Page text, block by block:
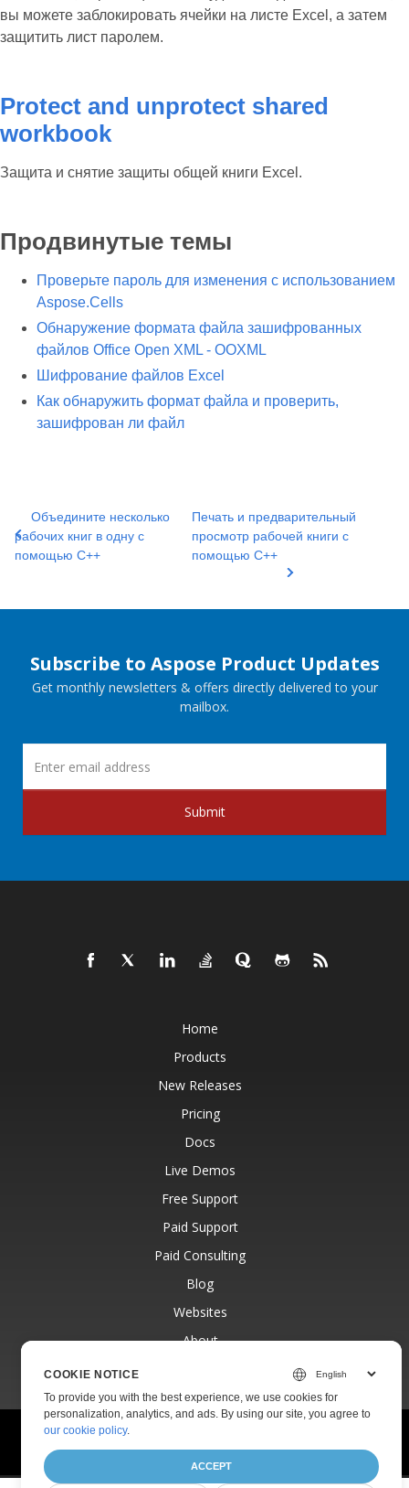
вы можете заблокировать ячейки на листе Excel, а затем
защитить лист паролем.
Protect and unprotect shared
workbook
Защита и снятие защиты общей книги Excel.
Продвинутые темы
Проверьте пароль для изменения с использованием
Aspose.Cells
Обнаружение формата файла зашифрованных
файлов Office Open XML - OOXML
Шифрование файлов Excel
Как обнаружить формат файла и проверить,
зашифрован ли файл
Объедините несколько
рабочих книг в одну с
помощью C++
Печать и предварительный
просмотр рабочей книги с
помощью C++
Subscribe to Aspose Product Updates
Get monthly newsletters & offers directly delivered to your
mailbox.
Submit
Home
Products
New Releases
Pricing
Docs
Live Demos
Free Support
Paid Support
Paid Consulting
Blog
Websites
About
© Aspose Pty Ltd 2001-2026.
Privacy Policy Terms of use Contact
COOKIE NOTICE
To provide you with the best experience, we use cookies for
personalization, analytics, and ads. By using our site, you agree to
our cookie policy.
ACCEPT